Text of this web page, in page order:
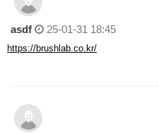
asdf 25-01-31 18:45
https://brushlab.co.kr/